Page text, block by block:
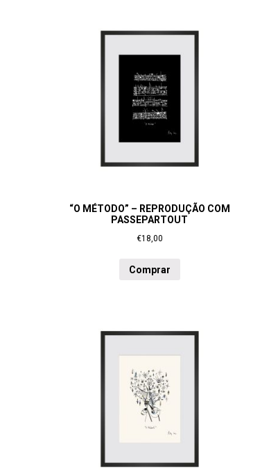
“O MÉTODO” – REPRODUÇÃO COM
PASSEPARTOUT
€18,00
Comprar